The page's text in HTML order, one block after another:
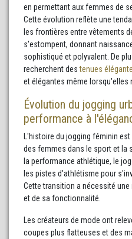
en permettant aux femmes de
Cette évolution reflète une
les frontières entre vêtements
s'estompent, donnant
sophistiqué et polyvalent. De
recherchent destenues
et élégantes même lorsqu'elles
Évolution du jogging
performance à
L'histoire du jogging féminin
des femmes dans le sport et la
la performance athlétique, le
les pistes d'athlétisme pour
Cette transition a nécessité
et de sa fonctionnalité.
Les créateurs de mode ont
coupes plus flatteuses et des